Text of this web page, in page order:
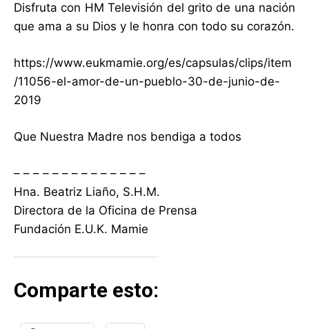
Disfruta con HM Televisión del grito de una nación
que ama a su Dios y le honra con todo su corazón.
https://www.eukmamie.org/es/capsulas/clips/item
/11056-el-amor-de-un-pueblo-30-de-junio-de-
2019
Que Nuestra Madre nos bendiga a todos
– – – – – – – – – – – – – –
Hna. Beatriz Liaño, S.H.M.
Directora de la Oficina de Prensa
Fundación E.U.K. Mamie
Comparte esto: